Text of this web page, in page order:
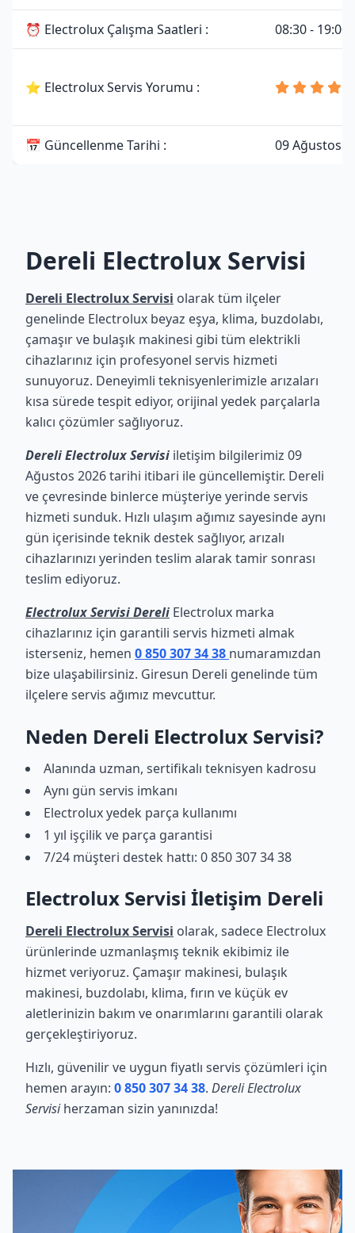
⏰ Electrolux Çalışma Saatleri : 08:30 - 19:00
⭐ Electrolux Servis Yorumu :
📅 Güncellenme Tarihi : 09 Ağustos
Dereli Electrolux Servisi
Dereli Electrolux Servisi olarak tüm ilçeler
genelinde Electrolux beyaz eşya, klima, buzdolabı,
çamaşır ve bulaşık makinesi gibi tüm elektrikli
cihazlarınız için profesyonel servis hizmeti
sunuyoruz. Deneyimli teknisyenlerimizle arızaları
kısa sürede tespit ediyor, orijinal yedek parçalarla
kalıcı çözümler sağlıyoruz.
Dereli Electrolux Servisi iletişim bilgilerimiz 09
Ağustos 2026 tarihi itibari ile güncellemiştir. Dereli
ve çevresinde binlerce müşteriye yerinde servis
hizmeti sunduk. Hızlı ulaşım ağımız sayesinde aynı
gün içerisinde teknik destek sağlıyor, arızalı
cihazlarınızı yerinden teslim alarak tamir sonrası
teslim ediyoruz.
Electrolux Servisi Dereli Electrolux marka
cihazlarınız için garantili servis hizmeti almak
isterseniz, hemen 0 850 307 34 38 numaramızdan
bize ulaşabilirsiniz. Giresun Dereli genelinde tüm
ilçelere servis ağımız mevcuttur.
Neden Dereli Electrolux Servisi?
Alanında uzman, sertifikalı teknisyen kadrosu
Aynı gün servis imkanı
Electrolux yedek parça kullanımı
1 yıl işçilik ve parça garantisi
7/24 müşteri destek hattı: 0 850 307 34 38
Electrolux Servisi İletişim Dereli
Dereli Electrolux Servisi olarak, sadece Electrolux
ürünlerinde uzmanlaşmış teknik ekibimiz ile
hizmet veriyoruz. Çamaşır makinesi, bulaşık
makinesi, buzdolabı, klima, fırın ve küçük ev
aletlerinizin bakım ve onarımlarını garantili olarak
gerçekleştiriyoruz.
Hızlı, güvenilir ve uygun fiyatlı servis çözümleri için
hemen arayın: 0 850 307 34 38. Dereli Electrolux
Servisiherzaman sizin yanınızda!